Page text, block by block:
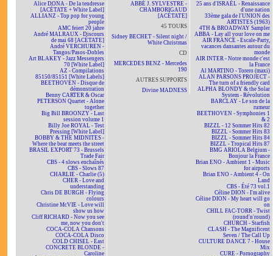
Alice DONA - De la tendresse
[ACÉTATE + White Label]
ALLIANZ - Top pop for young
people
AMC feiert 20 jahre
André MALRAUX - Discours
de mai 68 [ACÉTATE]
André VERCHUREN -
Tangos/Pasos-Dobles
Art BLAKEY - Jazz Messengers
70 [White Label]
AZ - Compilations
85150/85151 [White Labels]
BEETHOVEN - Disque de
démonstration
Benny CARTER & Oscar
PETERSON Quartet - Alone
together
Big Bill BROONZY - Last
session volume 1
Billy Joe ROYAL - Test
Pressing [White Label]
BOBBY & THE MIDNITES -
Where the beat meets the street
BRASIL EXPORT 73 - Brussels
Trade Fair
CBS - 4 slows enchaînés
CBS - Slows 87
CHARLIE - Charlie (5)
CHER - Love and
understanding
Chris DE BURGH - Flying
colours
Christine McVIE - Love will
show us how
Cliff RICHARD - Now you see
me, now you don't
COCA-COLA Chansons
COCA-COLA Disco
COLD CHISEL - East
CONCRETE BLONDE -
Caroline
ABBÉ J. SYLVESTRE -
CHAMBORIGAUD
[ACÉTATE]
45 TOURS
Sidney BECHET - Silent night /
White Christmas
CD
MERCEDES BENZ - Mercedes
190
AUTRES SUPPORTS
Divine MADNESS
25 ans d'ISRAËL - Renaissance
d'une nation
33ème gala de l'UNION des
ARTISTES (1963)
4TH & BROADWAY Sampler
ABBA - Lay all your love on me
AIR FRANCE - Escale-Party,
vacances dansantes autour du
monde
AIR INTER - Notre monde c'est
la France
Al MARTINO - Torero (maxi)
ALAN PARSONS PROJECT -
The turn of a friendly card
ALPHA BLONDY & the Solar
System - Révolution
BARCLAY - Le son de la
rumeur
BEETHOVEN - Symphonies 1
& 2
BIZZL - 12 Sommer Hits 82
BIZZL - Sommer Hits 83
BIZZL - Sommer Hits 84
BIZZL - Tropical Hits 87
BMG ARIOLA Belgium -
Bonjour la France
Brian ENO - Ambient 1 - Music
for airports
Brian ENO - Ambient 4 - On
Land
CBS - Été 73 vol.1
Céline DION - I'm alive
Céline DION - My heart will go
on
CHILL FAC-TORR - Twist
(round'n'round)
CHURCH - Starfish
CLASH - The Magnificent
Seven / The Call Up
CULTURE DANCE 7 - House
Mix
CURE - Pornography